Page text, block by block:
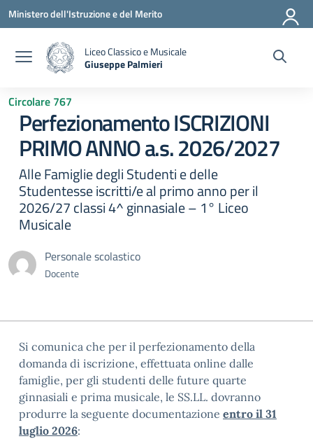
Vai ai contenuti
Vai al menu di navigazione
Vai al footer
Ministero dell'Istruzione e del Merito
Liceo Classico e Musicale
Giuseppe Palmieri
Circolare 767
Perfezionamento ISCRIZIONI
PRIMO ANNO a.s. 2026/2027
Alle Famiglie degli Studenti e delle
Studentesse iscritti/e al primo anno per il
2026/27 classi 4^ ginnasiale – 1° Liceo
Musicale
Personale scolastico
Docente
Si comunica che per il perfezionamento della
domanda di iscrizione, effettuata online dalle
famiglie, per gli studenti delle future quarte
ginnasiali e prima musicale, le SS.LL. dovranno
produrre la seguente documentazione entro il 31
luglio 2026: